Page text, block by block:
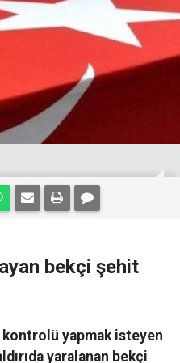
bekçi şehit
kontrolü yapmak isteyen
yaralanan bekçi